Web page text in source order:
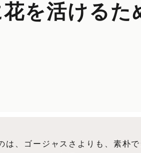
を活けるた
は、ゴージャスさよりも、素朴